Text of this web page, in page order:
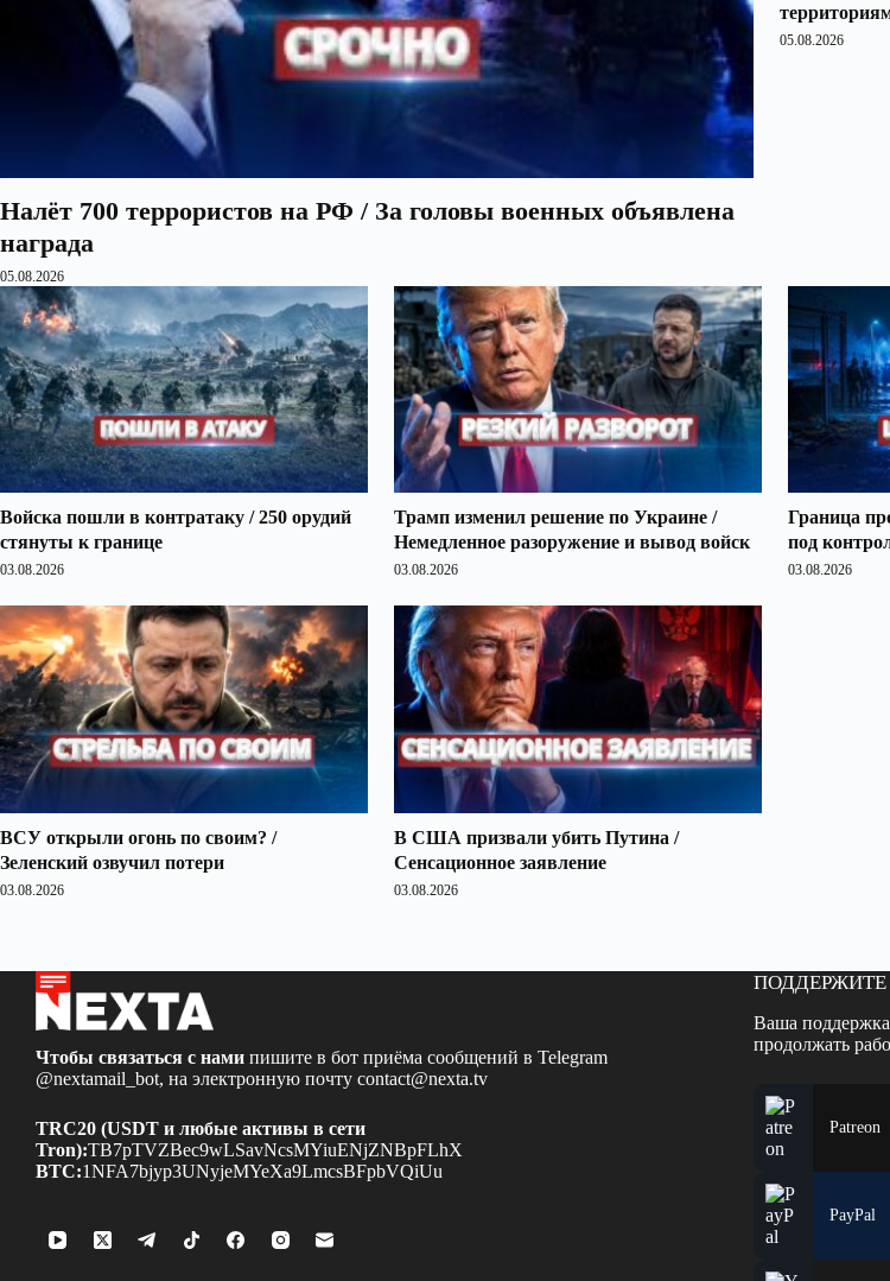
Налёт 700 террористов на РФ / За головы военных объявлена
награда
05.08.2026
05.08.2026
Войска пошли в контратаку / 250 орудий
стянуты к границе
03.08.2026
Трамп изменил решение по Украине /
Немедленное разоружение и вывод войск
03.08.2026
Граница
под
03.08.2026
ВСУ открыли огонь по своим? /
Зеленский озвучил потери
03.08.2026
В США призвали убить Путина /
Сенсационное заявление
03.08.2026
Чтобы связаться с нами пишите в бот приёма сообщений в Telegram
@nextamail_bot, на электронную почту contact@nexta.tv
TRC20 (USDT и любые активы в сети
Tron):TB7pTVZBec9wLSavNcsMYiuENjZNBpFLhX
BTC:1NFA7bjyp3UNyjeMYeXa9LmcsBFpbVQiUu
ПОДДЕРЖИТЕ
Ваша
продолжать
Patreon
PayPal